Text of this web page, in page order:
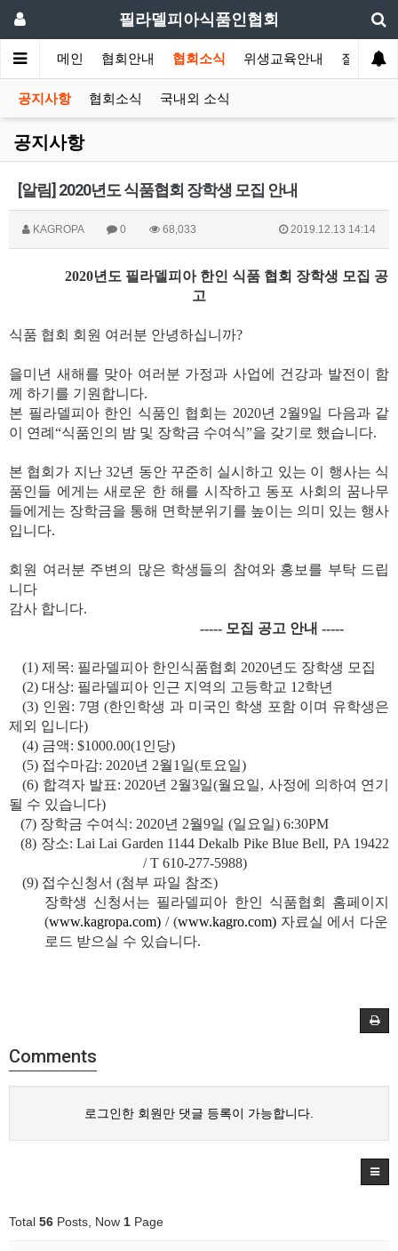
필라델피아식품인협회
메인 협회안내 협회소식 위생교육안내 질의답변
공지사항 협회소식 국내외 소식
공지사항
[알림] 2020년도 식품협회 장학생 모집 안내
KAGROPA 0 68,033 2019.12.13 14:14
2020년도 필라델피아 한인 식품 협회 장학생 모집 공
고
식품 협회 회원 여러분 안녕하십니까?
을미년 새해를 맞아 여러분 가정과 사업에 건강과 발전이 함
께 하기를 기원합니다.
본 필라델피아 한인 식품인 협회는 2020년 2월9일 다음과 같
이 연례 “식품인의 밤 및 장학금 수여식”을 갖기로 했습니다.
본 협회가 지난32년 동안 꾸준히 실시하고 있는 이 행사는 식
품인들 에게는 새로운 한 해를 시작하고 동포 사회의 꿈나무
들에게는 장학금을 통해 면학분위기를 높이는 의미 있는 행사
입니다.
회원 여러분 주변의 많은 학생들의 참여와 홍보를 부탁 드립
니다
감사 합니다.
----- 모집 공고 안내 -----
(1)제목: 필라델피아 한인식품협회 2020년도 장학생 모집
(2)대상: 필라델피아 인근 지역의 고등학교 12학년
(3) 인원 : 7명 (한인학생 과 미국인 학생 포함 이며 유학생은
제외 입니다)
(4) 금액: $1000.00(1 인당)
(5) 접수마감: 2020년 2월1 일(토요일)
(6) 합격자 발표: 2020년 2월3일(월요일, 사정에 의하여 연기
될 수 있습니다)
(7) 장학금 수여식: 2020년 2월9일 (일요일) 6:30PM
(8) 장소: Lai Lai Garden 1144 Dekalb Pike Blue Bell, PA 19422
/ T 610-277-5988)
(9) 접수신청서(첨부 파일 참조)
장학생 신청서는 필라델피아 한인 식품협회 홈페이지
(www.kagropa.com) / (www.kagro.com) 자료실 에서 다운
로드 받으실 수 있습니다.
Comments
로그인한 회원만 댓글 등록이 가능합니다.
Total 56 Posts, Now 1 Page